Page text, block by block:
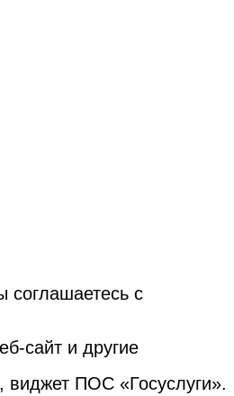
соглашаетесь с
сайт и другие
виджет ПОС «Госуслуги».